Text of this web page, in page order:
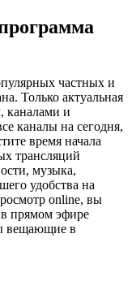
частных и
Только актуальная
каналами и
каналы на сегодня,
время начала
трансляций
музыка,
удобства на
online, вы
в прямом эфире
вещающие в